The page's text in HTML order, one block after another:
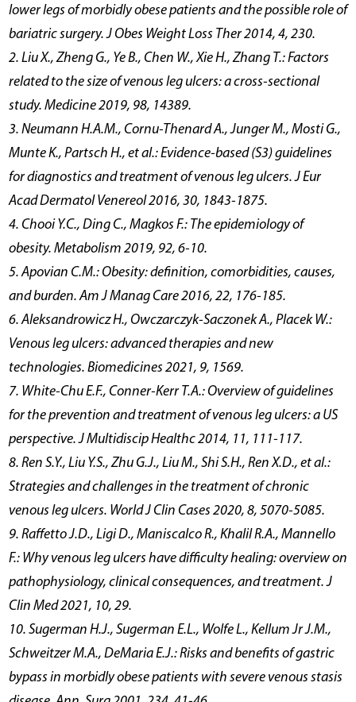
lower legs of morbidly obese patients and the possible role of
bariatric surgery. J Obes Weight Loss Ther 2014, 4, 230.
2. Liu X., Zheng G., Ye B., Chen W., Xie H., Zhang T.: Factors
related to the size of venous leg ulcers: a cross-sectional
study. Medicine 2019, 98, 14389.
3. Neumann H.A.M., Cornu-Thenard A., Junger M., Mosti G.,
Munte K., Partsch H., et al.: Evidence-based (S3) guidelines
for diagnostics and treatment of venous leg ulcers. J Eur
Acad Dermatol Venereol 2016, 30, 1843-1875.
4. Chooi Y.C., Ding C., Magkos F.: The epidemiology of
obesity. Metabolism 2019, 92, 6-10.
5. Apovian C.M.: Obesity: definition, comorbidities, causes,
and burden. Am J Manag Care 2016, 22, 176-185.
6. Aleksandrowicz H., Owczarczyk-Saczonek A., Placek W.:
Venous leg ulcers: advanced therapies and new
technologies. Biomedicines 2021, 9, 1569.
7. White-Chu E.F., Conner-Kerr T.A.: Overview of guidelines
for the prevention and treatment of venous leg ulcers: a US
perspective. J Multidiscip Healthc 2014, 11, 111-117.
8. Ren S.Y., Liu Y.S., Zhu G.J., Liu M., Shi S.H., Ren X.D., et al.:
Strategies and challenges in the treatment of chronic
venous leg ulcers. World J Clin Cases 2020, 8, 5070-5085.
9. Raffetto J.D., Ligi D., Maniscalco R., Khalil R.A., Mannello
F.: Why venous leg ulcers have difficulty healing: overview on
pathophysiology, clinical consequences, and treatment. J
Clin Med 2021, 10, 29.
10. Sugerman H.J., Sugerman E.L., Wolfe L., Kellum Jr J.M.,
Schweitzer M.A., DeMaria E.J.: Risks and benefits of gastric
bypass in morbidly obese patients with severe venous stasis